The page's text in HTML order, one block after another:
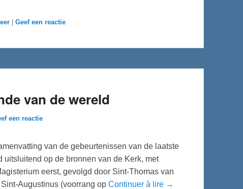
Geef een reactie
van de wereld
een reactie
van de gebeurtenissen van de laatste
op de bronnen van de Kerk, met
eerst, gevolgd door Sint-Thomas van
Augustinus (voorrang op Continuer à lire →